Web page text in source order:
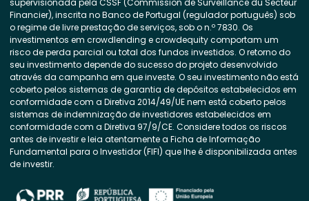
supervisionada pela CSSF (Commission de Surveillance du Secteur
Financier), inscrita no Banco de Portugal (regulador português) sob
o regime de livre prestação de serviços, sob o n.º 7830. Os
investimentos em crowdlending e crowdequity comportam um
risco de perda parcial ou total dos fundos investidos. O retorno do
seu investimento depende do sucesso do projeto desenvolvido
através da campanha em que investe. O seu investimento não está
coberto pelos sistemas de garantia de depósitos estabelecidos em
conformidade com a Diretiva 2014/49/UE nem está coberto pelos
sistemas de indemnização de investidores estabelecidos em
conformidade com a Diretiva 97/9/CE. Considere todos os riscos
antes de investir e leia atentamente a Ficha de Informação
Fundamental para o Investidor (FIFI) que lhe é disponibilizada antes
de investir.